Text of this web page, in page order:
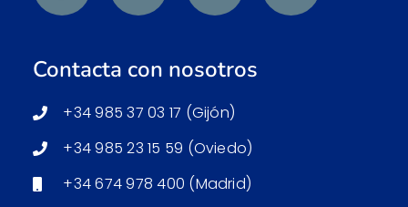
Contacta con nosotros
+34 985 37 03 17 (Gijón)
+34 985 23 15 59 (Oviedo)
+34 674 978 400 (Madrid)